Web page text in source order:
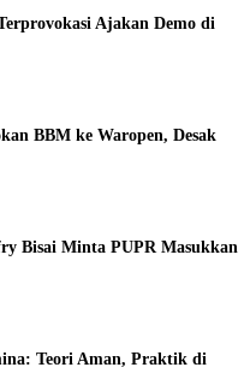
Ajakan Demo di
BBM ke Waropen, Desak
Bisai Minta PUPR Masukkan
Teori Aman, Praktik di